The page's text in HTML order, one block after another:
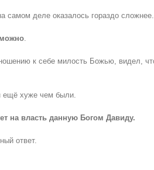
самом деле оказалось гораздо сложнее.
.
к себе милость Божью, видел,
ещё хуже чем были.
на власть данную Богом Давиду.
ответ.